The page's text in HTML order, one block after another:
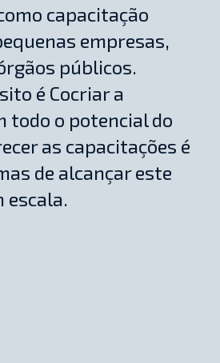
capacitação
empresas,
públicos.
é Cocriar a
todo o potencial do
as capacitações é
de alcançar este
escala.